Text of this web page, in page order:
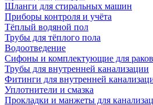
Шланги для стиральных машин
Приборы контроля и учёта
Тёплый водяной пол
Трубы для тёплого пола
Водоотведение
Сифоны и комплектующие для
Трубы для внутренней канализации
Фитинги для внутренней
Уплотнители и смазка
Прокладки и манжеты для